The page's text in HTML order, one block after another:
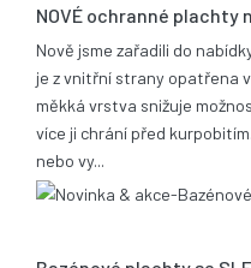
NOVÉ ochranné plachty
Nově jsme zařadili do
je z vnitřní strany opatřena
měkká vrstva snižuje
více ji chrání před
nebo vy...